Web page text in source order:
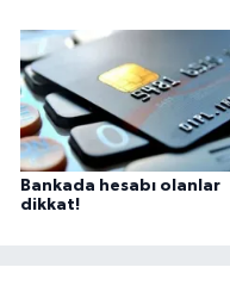
Bankada hesabı olanlar
dikkat!